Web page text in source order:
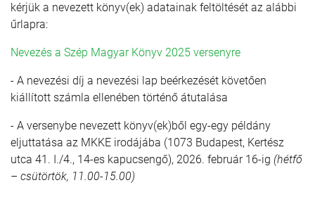
kérjük a nevezett könyv(ek) adatainak feltöltését az alábbi
űrlapra:
Nevezés a Szép Magyar Könyv 2025 versenyre
- A nevezési díj a nevezési lap beérkezését követően
kiállított számla ellenében történő átutalása
- A versenybe nevezett könyv(ek)ből egy-egy példány
eljuttatása az MKKE irodájába (1073 Budapest, Kertész
utca 41. I./4., 14-es kapucsengő), 2026. február 16-ig (hétfő
– csütörtök, 11.00-15.00)